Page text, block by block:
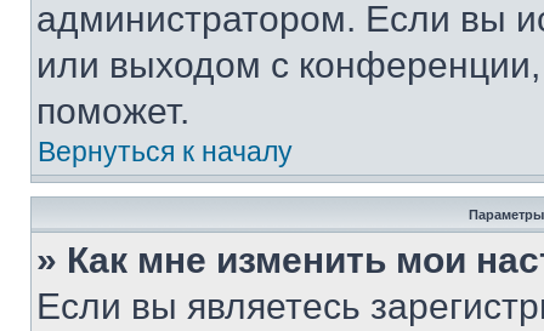
администратором. Если вы
или выходом с
поможет.
Вернуться к началу
Параметры
» Как мне изменить мои
Если вы являетесь